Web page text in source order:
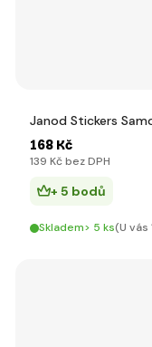
Janod Stickers
168 Kč
139 Kč bez DPH
+ 5 bodů
Skladem> 5 ks(U vás